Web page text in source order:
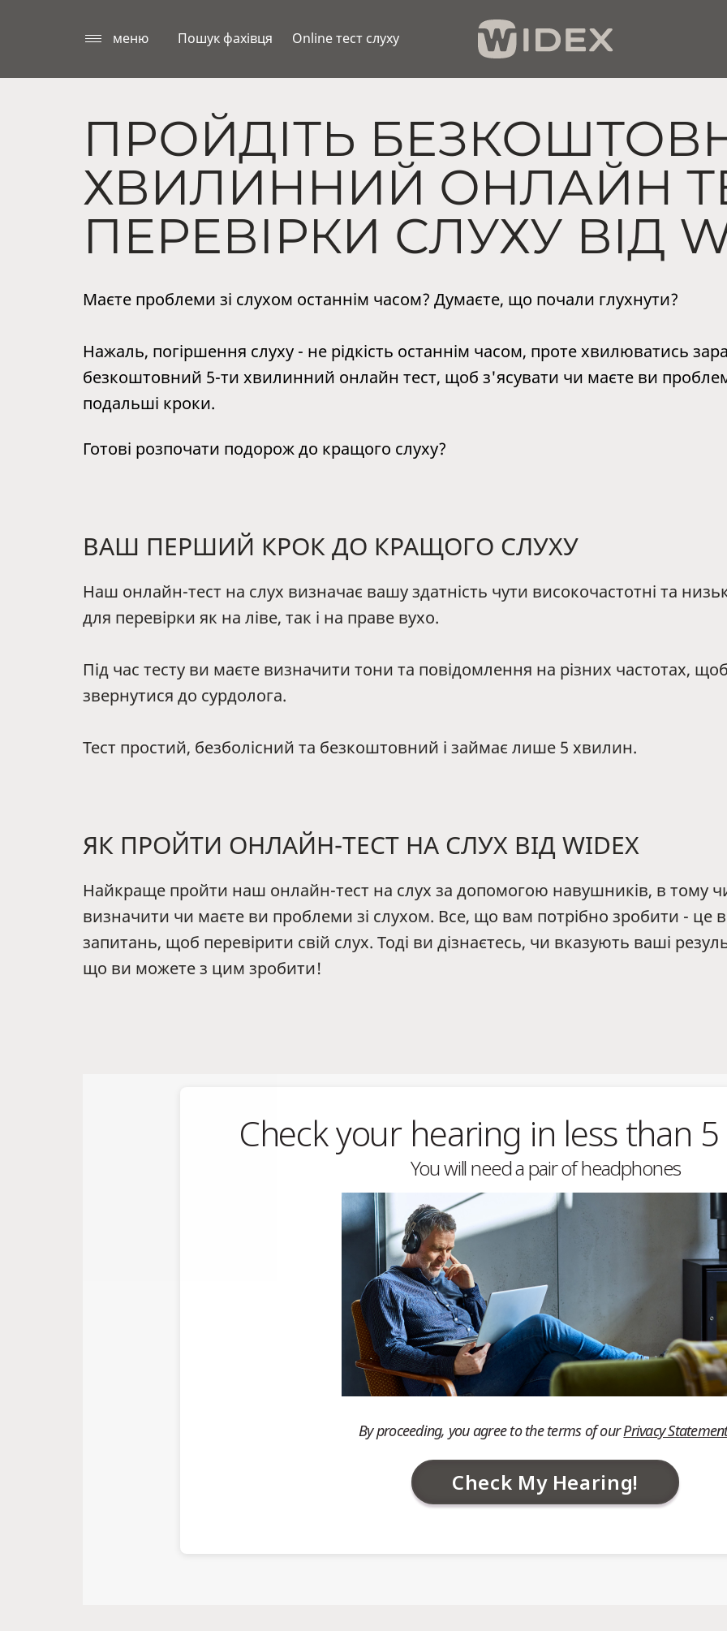
меню Пошук фахівця Online тест слуху
ПРОЙДІТЬ
ХВИЛИННИЙ ОНЛАЙН
ПЕРЕВІРКИ СЛУХУ ВІД
Маєте проблеми зі слухом останнім часом? Думаєте, що почали глухнути?
Нажаль, погіршення слуху - не рідкість останнім часом, проте хвилюватись
безкоштовний 5-ти хвилинний онлайн тест, щоб з'ясувати чи маєте ви
подальші кроки.
Готові розпочати подорож до кращого слуху?
ВАШ ПЕРШИЙ КРОК ДО КРАЩОГО СЛУХУ
Наш онлайн-тест на слух визначає вашу здатність чути високочастотні та
для перевірки як на ліве, так і на праве вухо.
Під час тесту ви маєте визначити тони та повідомлення на різних частотах,
звернутися до сурдолога.
Тест простий, безболісний та безкоштовний і займає лише 5 хвилин.
ЯК ПРОЙТИ ОНЛАЙН-ТЕСТ НА СЛУХ ВІД WIDEX
Найкраще пройти наш онлайн-тест на слух за допомогою навушників, в тому
визначити чи маєте ви проблеми зі слухом. Все, що вам потрібно зробити - це
запитань, щоб перевірити свій слух. Тоді ви дізнаєтесь, чи вказують ваші
що ви можете з цим зробити!